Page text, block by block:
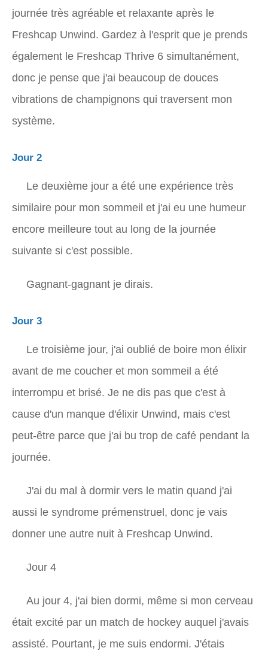
journée très agréable et relaxante après le
Freshcap Unwind. Gardez à l'esprit que je prends
également le Freshcap Thrive 6 simultanément,
donc je pense que j'ai beaucoup de douces
vibrations de champignons qui traversent mon
système.
Jour 2
Le deuxième jour a été une expérience très
similaire pour mon sommeil et j'ai eu une humeur
encore meilleure tout au long de la journée
suivante si c'est possible.
Gagnant-gagnant je dirais.
Jour 3
Le troisième jour, j'ai oublié de boire mon élixir
avant de me coucher et mon sommeil a été
interrompu et brisé. Je ne dis pas que c'est à
cause d'un manque d'élixir Unwind, mais c'est
peut-être parce que j'ai bu trop de café pendant la
journée.
J'ai du mal à dormir vers le matin quand j'ai
aussi le syndrome prémenstruel, donc je vais
donner une autre nuit à Freshcap Unwind.
Jour 4
Au jour 4, j'ai bien dormi, même si mon cerveau
était excité par un match de hockey auquel j'avais
assisté. Pourtant, je me suis endormi. J'étais